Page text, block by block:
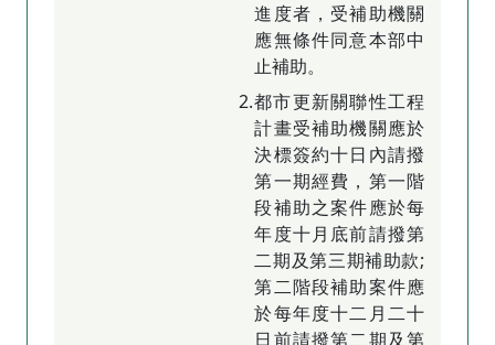
進度者，受補助機關
應無條件同意本部中
止補助。
2.都市更新關聯性工程
計畫受補助機關應於
決標簽約十日內請撥
第一期經費，第一階
段補助之案件應於每
年度十月底前請撥第
二期及第三期補助款;
第二階段補助案件應
於每年度十二月二十
日前請撥第二期及第